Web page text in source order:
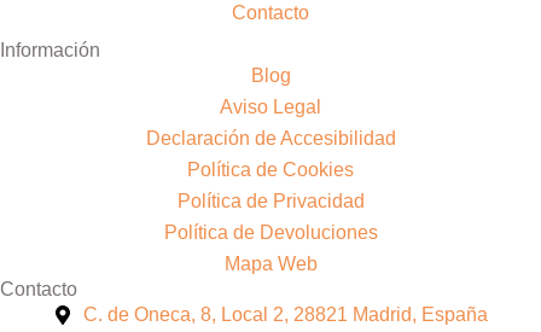
Contacto
Información
Blog
Aviso Legal
Declaración de Accesibilidad
Política de Cookies
Política de Privacidad
Política de Devoluciones
Mapa Web
Contacto
C. de Oneca, 8, Local 2, 28821 Madrid, España